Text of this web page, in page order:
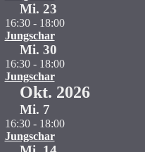
Mi. 23
16:30- 18:00
Jungschar
Mi. 30
16:30- 18:00
Jungschar
Okt. 2026
Mi. 7
16:30- 18:00
Jungschar